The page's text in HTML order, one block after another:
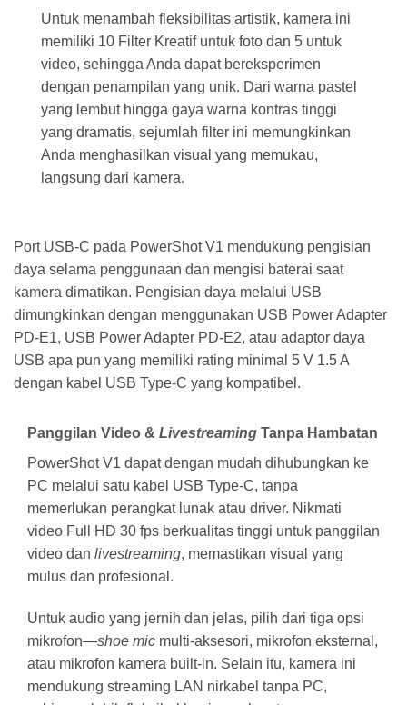
Untuk menambah fleksibilitas artistik, kamera ini
memiliki 10 Filter Kreatif untuk foto dan 5 untuk
video, sehingga Anda dapat bereksperimen
dengan penampilan yang unik. Dari warna pastel
yang lembut hingga gaya warna kontras tinggi
yang dramatis, sejumlah filter ini memungkinkan
Anda menghasilkan visual yang memukau,
langsung dari kamera.
Port USB-C pada PowerShot V1 mendukung pengisian
daya selama penggunaan dan mengisi baterai saat
kamera dimatikan. Pengisian daya melalui USB
dimungkinkan dengan menggunakan USB Power Adapter
PD-E1, USB Power Adapter PD-E2, atau adaptor daya
USB apa pun yang memiliki rating minimal 5 V 1.5 A
dengan kabel USB Type-C yang kompatibel.
Panggilan Video & Livestreaming Tanpa Hambatan
PowerShot V1 dapat dengan mudah dihubungkan ke
PC melalui satu kabel USB Type-C, tanpa
memerlukan perangkat lunak atau driver. Nikmati
video Full HD 30 fps berkualitas tinggi untuk panggilan
video dan livestreaming, memastikan visual yang
mulus dan profesional.
Untuk audio yang jernih dan jelas, pilih dari tiga opsi
mikrofon—shoe mic multi-aksesori, mikrofon eksternal,
atau mikrofon kamera built-in. Selain itu, kamera ini
mendukung streaming LAN nirkabel tanpa PC,